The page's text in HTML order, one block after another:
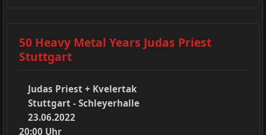
50 Heavy Metal Years Judas Priest
Stuttgart
Judas Priest + Kvelertak
Stuttgart - Schleyerhalle
23.06.2022
20:00 Uhr